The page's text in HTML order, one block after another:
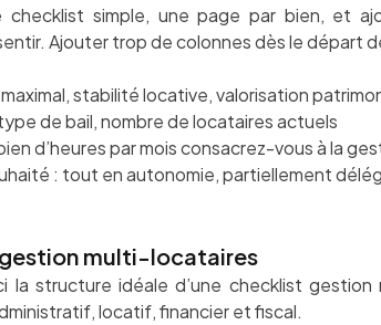
checklist simple, une page par bien, et
Ajouter trop de colonnes dès le départ
stabilité locative, valorisation
de bail, nombre de locataires actuels
d’heures par mois consacrez-vous à la
: tout en autonomie, partiellement
multi-locataires
la structure idéale d’une checklist
locatif, financier et fiscal.